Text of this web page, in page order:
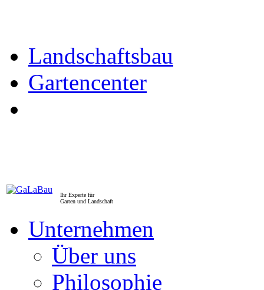
Landschaftsbau
Gartencenter
Ihr Experte für
Garten und Landschaft
Unternehmen
Über uns
Philosophie